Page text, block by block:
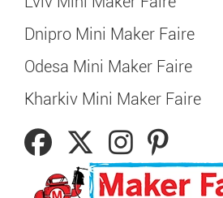
Dnipro Mini Maker Faire
Odesa Mini Maker Faire
Kharkiv Mini Maker Faire